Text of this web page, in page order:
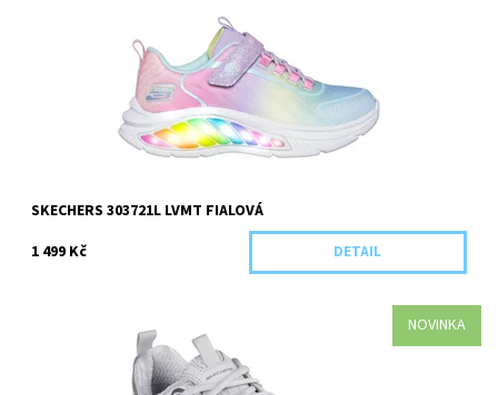
Skladem 1 ks
5931/27
SKECHERS 303721L LVMT FIALOVÁ
1 499 Kč
DETAIL
NOVINKA
Kategorie: Dospělá obuv Barva: Bílá Materiál: Textilní Pro koho: